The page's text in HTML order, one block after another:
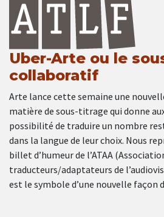
Uber-Arte ou le
collaboratif
Arte lance cette semaine une
matière de sous-titrage qui donne
possibilité de traduire un nombre
dans la langue de leur choix. Nous
billet d’humeur de l’ATAA
traducteurs/adaptateurs de
est le symbole d’une nouvelle